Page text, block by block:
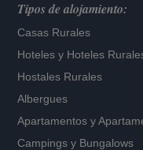
Tipos de alojamiento:
Casas Rurales
Hoteles y Hoteles
Hostales Rurales
Albergues
Apartamentos y
Campings y Bungalows